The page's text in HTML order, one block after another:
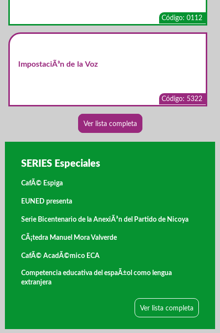
Código: 0112
ImpostaciÃ³n de la Voz
Código: 5322
Ver lista completa
SERIES Especiales
CafÃ© Espiga
EUNED presenta
Serie Bicentenario de la AnexiÃ³n del Partido de Nicoya
CÃ¡tedra Manuel Mora Valverde
CafÃ© AcadÃ©mico ECA
Competencia educativa del espaÃ±ol como lengua
extranjera
Ver lista completa